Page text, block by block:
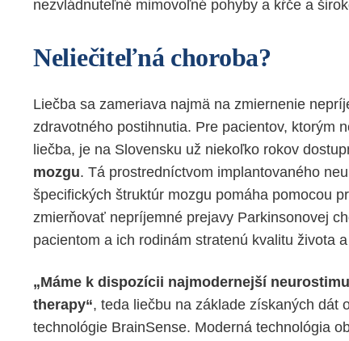
nezvládnuteľné mimovoľné pohyby a kŕče a
Neliečiteľná choroba?
Liečba sa zameriava najmä na zmiernenie
zdravotného postihnutia. Pre pacientov, ktorým
liečba, je na Slovensku už niekoľko rokov
mozgu. Tá prostredníctvom implantovaného
špecifických štruktúr mozgu pomáha pomocou
zmierňovať nepríjemné prejavy Parkinsonovej
pacientom a ich rodinám stratenú kvalitu života
„Máme k dispozícii najmodernejší
therapy“, teda liečbu na základe získaných dát
technológie BrainSense. Moderná technológia